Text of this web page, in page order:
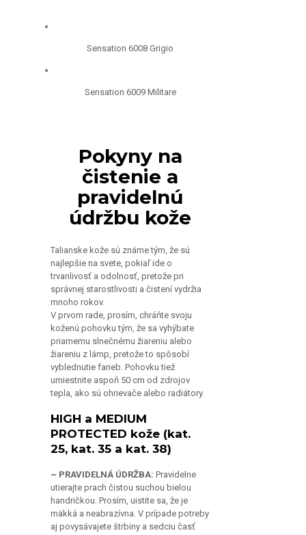
Pokyny na
čistenie a
pravidelnú
údržbu kože
najlepšie na svete, pokiaľ ide o
trvanlivosť a odolnosť, pretože pri
správnej starostlivosti a čistení vydržia
mnoho rokov.
V prvom rade, prosím, chráňte svoju
koženú pohovku tým, že sa vyhýbate
priamemu slnečnému žiareniu alebo
žiareniu z lámp, pretože to spôsobí
vyblednutie farieb. Pohovku tiež
umiestnite aspoň 50 cm od zdrojov
tepla, ako sú ohrievače alebo radiátory.
PROTECTED kože (kat.
25, kat. 35 a kat. 38)
utierajte prach čistou suchou bielou
handričkou. Prosím, uistite sa, že je
mäkká a neabrazívna. V prípade potreby
aj povysávajete štrbiny a sedciu časť
pohovky. Použite stredný výkon